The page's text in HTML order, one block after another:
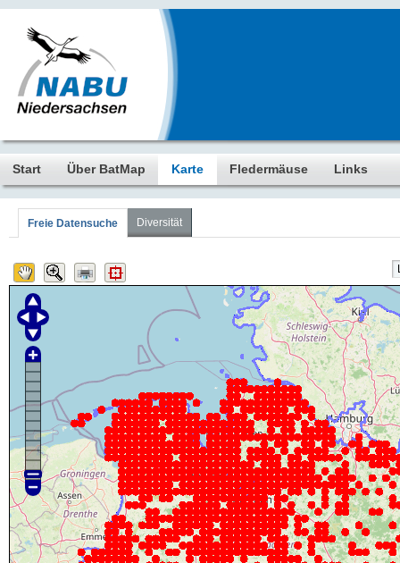
Start Über BatMap Karte Fledermäuse Links
Freie Datensuche Diversität